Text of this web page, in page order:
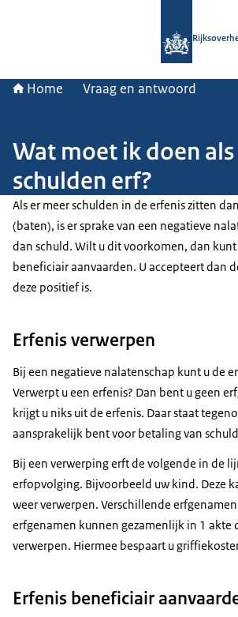
Home Vraag en antwoord
Wat moet ik doen
schulden erf?
Als er meer schulden in de erfenis zitten
(baten), is er sprake van een negatieve
dan schuld. Wilt u dit voorkomen, dan kunt
beneficiair aanvaarden. U accepteert dan
deze positief is.
Erfenis verwerpen
Bij een negatieve nalatenschap kunt u de
Verwerpt u een erfenis? Dan bent u geen
krijgt u niks uit de erfenis. Daar staat
aansprakelijk bent voor betaling van
Bij een verwerping erft de volgende in de
erfopvolging. Bijvoorbeeld uw kind. Deze
weer verwerpen. Verschillende
erfgenamen kunnen gezamenlijk in 1 akte
verwerpen. Hiermee bespaart u
Erfenis beneficiair